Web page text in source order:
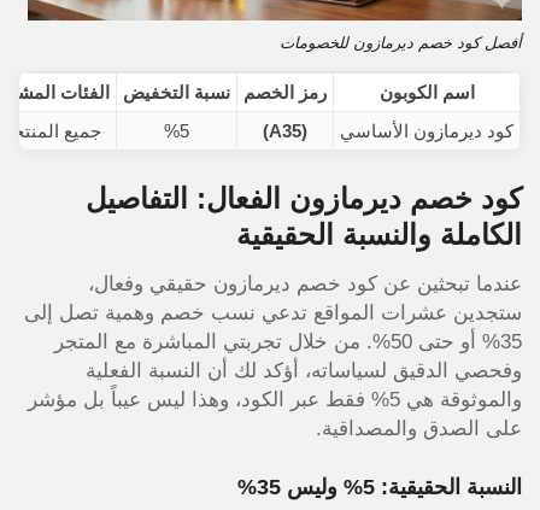
أفصل كود خصم ديرمازون للخصومات
اسم الكوبون رمز الخصم نسبة التخفيض
الفئات
كود ديرمازون الأساسي
(A35)
%5 جميع
كود خصم ديرمازون الفعال: التفاصيل
الكاملة والنسبة الحقيقية
عندما تبحثين عن كود خصم ديرمازون حقيقي وفعال،
ستجدين عشرات المواقع تدعي نسب خصم وهمية تصل إلى
35% أو حتى 50%. من خلال تجربتي المباشرة مع المتجر
وفحصي الدقيق لسياساته، أؤكد لك أن النسبة الفعلية
والموثوقة هي 5% فقط عبر الكود، وهذا ليس عيباً بل مؤشر
على الصدق والمصداقية.
النسبة الحقيقية: 5% وليس 35%